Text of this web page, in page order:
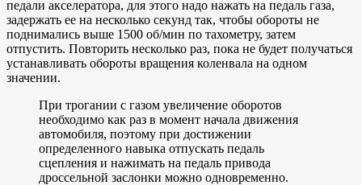
педали акселератора, для этого надо нажать на педаль газа,
задержать ее на несколько секунд так, чтобы обороты не
поднимались выше 1500 об/мин по тахометру, затем
отпустить. Повторить несколько раз, пока не будет получаться
устанавливать обороты вращения коленвала на одном
значении.
При трогании с газом увеличение оборотов
необходимо как раз в момент начала движения
автомобиля, поэтому при достижении
определенного навыка отпускать педаль
сцепления и нажимать на педаль привода
дроссельной заслонки можно одновременно.